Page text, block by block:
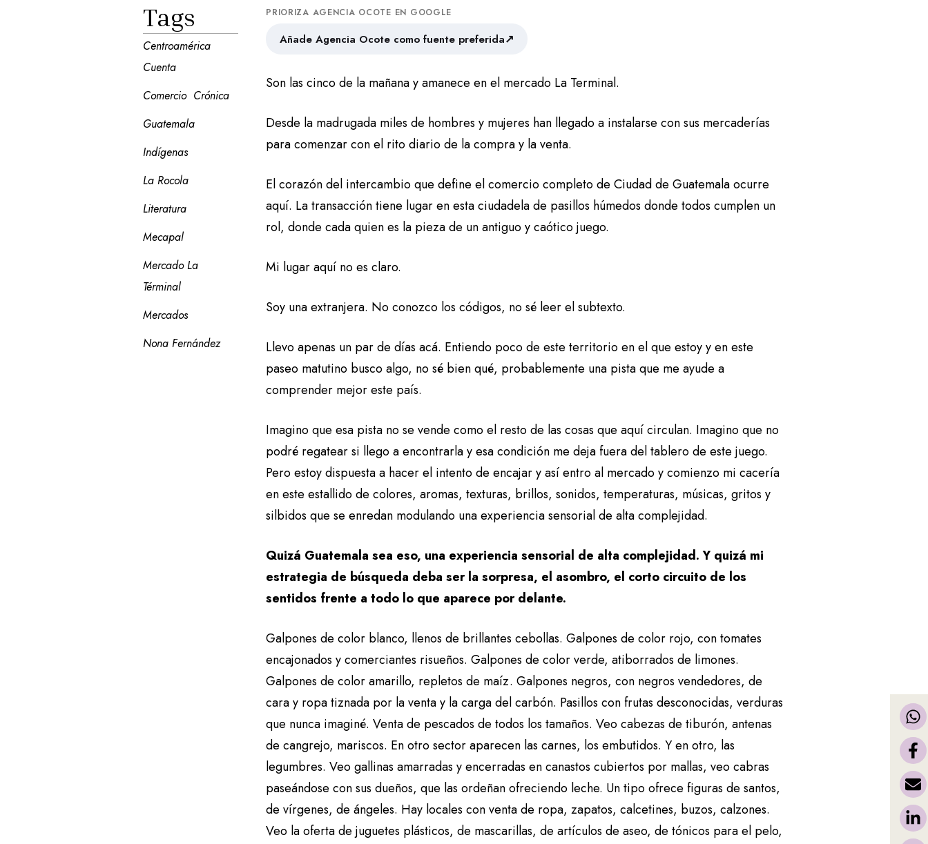
Tags
Centroamérica
Cuenta
Comercio Crónica
Guatemala
Indígenas
La Rocola
Literatura
Mecapal
Mercado La
Términal
Mercados
Nona Fernández
PRIORIZA AGENCIA OCOTE EN GOOGLE
Añade Agencia Ocote como fuente preferida↗
Son las cinco de la mañana y amanece en el mercado La Terminal.
Desde la madrugada miles de hombres y mujeres han llegado a instalarse con sus mercaderías
para comenzar con el rito diario de la compra y la venta.
El corazón del intercambio que define el comercio completo de Ciudad de Guatemala ocurre
aquí. La transacción tiene lugar en esta ciudadela de pasillos húmedos donde todos cumplen un
rol, donde cada quien es la pieza de un antiguo y caótico juego.
Mi lugar aquí no es claro.
Soy una extranjera. No conozco los códigos, no sé leer el subtexto.
Llevo apenas un par de días acá. Entiendo poco de este territorio en el que estoy y en este
paseo matutino busco algo, no sé bien qué, probablemente una pista que me ayude a
comprender mejor este país.
Imagino que esa pista no se vende como el resto de las cosas que aquí circulan. Imagino que no
podré regatear si llego a encontrarla y esa condición me deja fuera del tablero de este juego.
Pero estoy dispuesta a hacer el intento de encajar y así entro al mercado y comienzo mi cacería
en este estallido de colores, aromas, texturas, brillos, sonidos, temperaturas, músicas, gritos y
silbidos que se enredan modulando una experiencia sensorial de alta complejidad.
Quizá Guatemala sea eso, una experiencia sensorial de alta complejidad. Y quizá mi
estrategia de búsqueda deba ser la sorpresa, el asombro, el corto circuito de los
sentidos frente a todo lo que aparece por delante.
Galpones de color blanco, llenos de brillantes cebollas. Galpones de color rojo, con tomates
encajonados y comerciantes risueños. Galpones de color verde, atiborrados de limones.
Galpones de color amarillo, repletos de maíz. Galpones negros, con negros vendedores, de
cara y ropa tiznada por la venta y la carga del carbón. Pasillos con frutas desconocidas, verduras
que nunca imaginé. Venta de pescados de todos los tamaños. Veo cabezas de tiburón, antenas
de cangrejo, mariscos. En otro sector aparecen las carnes, los embutidos. Y en otro, las
legumbres. Veo gallinas amarradas y encerradas en canastos cubiertos por mallas, veo cabras
paseándose con sus dueños, que las ordeñan ofreciendo leche. Un tipo ofrece figuras de santos,
de vírgenes, de ángeles. Hay locales con venta de ropa, zapatos, calcetines, buzos, calzones.
Veo la oferta de juguetes plásticos, de mascarillas, de artículos de aseo, de tónicos para el pelo,